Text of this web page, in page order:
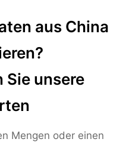
aus China
Sie unsere
Mengen oder einen